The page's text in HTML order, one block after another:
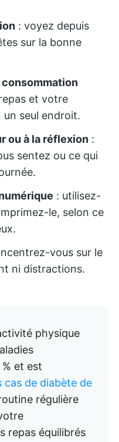
: voyez depuis
sur la bonne
consommation
et votre
seul endroit.
ou à la réflexion :
sentez ou ce qui
: utilisez-
le, selon ce
vous sur le
ni distractions.
physique
et est
cas de diabète de
régulière
repas équilibrés